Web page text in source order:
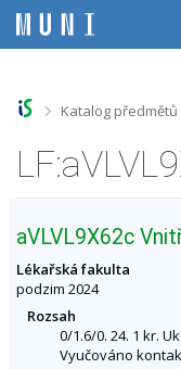
e
e
e
e
>Katalog předmětů
aVLVL9X62c
Lékařská fakulta
podzim 2024
Rozsah
0/1.6/0. 24. 1 kr.
Vyučováno